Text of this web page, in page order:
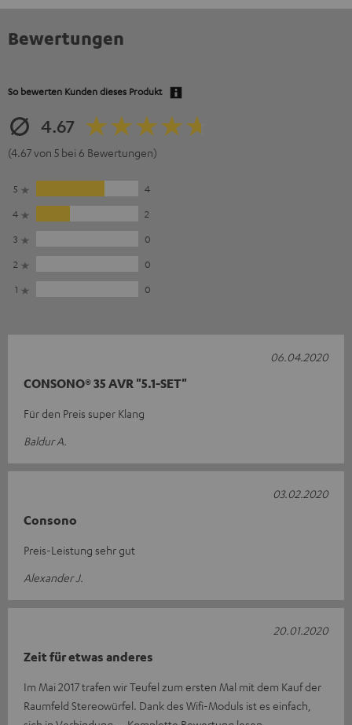
Bewertungen
So bewerten Kunden dieses Produkt
4.67
(4.67 von 5 bei 6 Bewertungen)
5
4
4
2
3
0
2
0
1
0
CONSONO® 35 AVR "5.1-SET"
Für den Preis super Klang
Baldur A.
06.04.2020
Consono
Preis-Leistung sehr gut
Alexander J.
03.02.2020
Zeit für etwas anderes
Im Mai 2017 trafen wir Teufel zum ersten Mal mit dem Kauf der
Raumfeld Stereowürfel. Dank des Wifi-Moduls ist es einfach,
20.01.2020